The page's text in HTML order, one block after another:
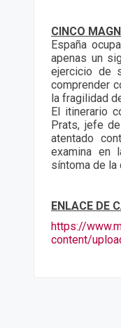
CINCO
España
apenas un
ejercicio de
comprender
la fragilidad
El itinerario
Prats, jefe
atentado
examina en
síntoma de la
ENLACE DE
https://
content/